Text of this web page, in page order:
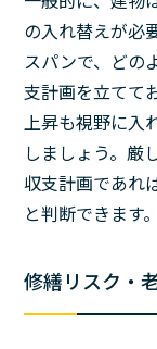
の入れ替えが必
スパンで、どの
支計画を立てて
上昇も視野に入
しましょう。厳
収支計画であれ
と判断できます。
修繕リスク・